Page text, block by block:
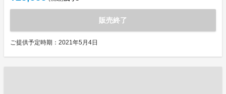
販売終了
ご提供予定時期：2021年5月4日